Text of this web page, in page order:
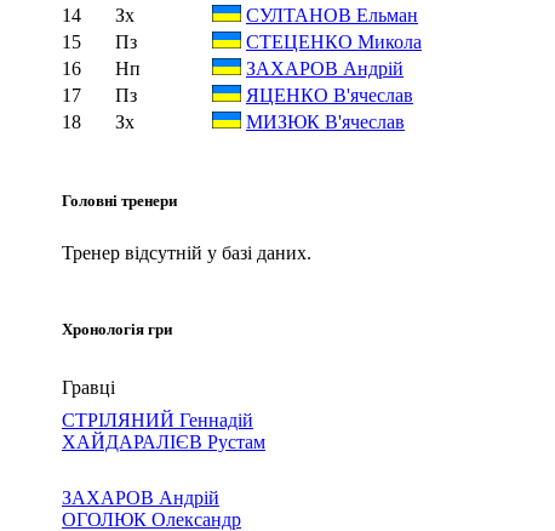
14
Зх СУЛТАНОВ Ельман
15
Пз СТЕЦЕНКО Микола
16
Нп
ЗАХАРОВ Андрій
17
Пз
ЯЦЕНКО В'ячеслав
18
Зх МИЗЮК В'ячеслав
Головні тренери
Тренер відсутній у базі даних.
Хронологія гри
Гравці
СТРІЛЯНИЙ Геннадій
ХАЙДАРАЛІЄВ Рустам
ЗАХАРОВ Андрій
ОГОЛЮК Олександр